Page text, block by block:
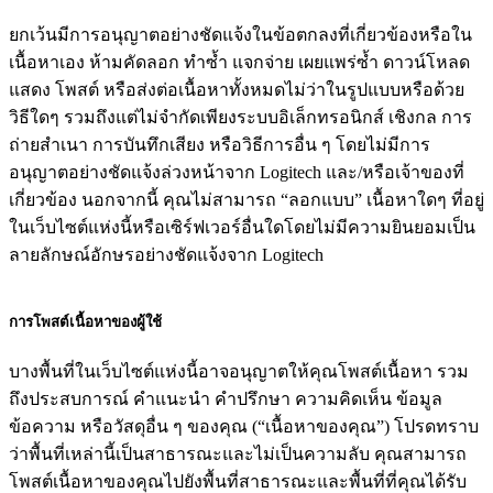
ยกเว้นมีการอนุญาตอย่างชัดแจ้งในข้อตกลงที่เกี่ยวข้องหรือใน
เนื้อหาเอง ห้ามคัดลอก ทำซ้ำ แจกจ่าย เผยแพร่ซ้ำ ดาวน์โหลด
แสดง โพสต์ หรือส่งต่อเนื้อหาทั้งหมดไม่ว่าในรูปแบบหรือด้วย
วิธีใดๆ รวมถึงแต่ไม่จำกัดเพียงระบบอิเล็กทรอนิกส์ เชิงกล การ
ถ่ายสำเนา การบันทึกเสียง หรือวิธีการอื่น ๆ โดยไม่มีการ
อนุญาตอย่างชัดแจ้งล่วงหน้าจาก Logitech และ/หรือเจ้าของที่
เกี่ยวข้อง นอกจากนี้ คุณไม่สามารถ “ลอกแบบ” เนื้อหาใดๆ ที่อยู่
ในเว็บไซต์แห่งนี้หรือเซิร์ฟเวอร์อื่นใดโดยไม่มีความยินยอมเป็น
ลายลักษณ์อักษรอย่างชัดแจ้งจาก Logitech
การโพสต์เนื้อหาของผู้ใช้
บางพื้นที่ในเว็บไซต์แห่งนี้อาจอนุญาตให้คุณโพสต์เนื้อหา รวม
ถึงประสบการณ์ คำแนะนำ คำปรึกษา ความคิดเห็น ข้อมูล
ข้อความ หรือวัสดุอื่น ๆ ของคุณ (“เนื้อหาของคุณ”) โปรดทราบ
ว่าพื้นที่เหล่านี้เป็นสาธารณะและไม่เป็นความลับ คุณสามารถ
โพสต์เนื้อหาของคุณไปยังพื้นที่สาธารณะและพื้นที่ที่คุณได้รับ